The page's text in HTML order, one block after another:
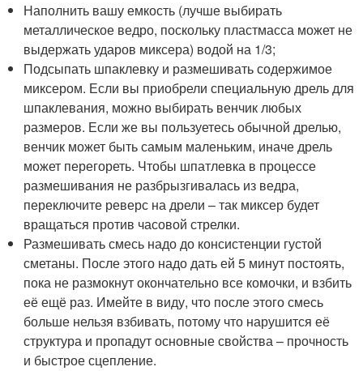
Наполнить вашу емкость (лучше выбирать
металлическое ведро, поскольку пластмасса может не
выдержать ударов миксера) водой на 1/3;
Подсыпать шпаклевку и размешивать содержимое
миксером. Если вы приобрели специальную дрель для
шпаклевания, можно выбирать венчик любых
размеров. Если же вы пользуетесь обычной дрелью,
венчик может быть самым маленьким, иначе дрель
может перегореть. Чтобы шпатлевка в процессе
размешивания не разбрызгивалась из ведра,
переключите реверс на дрели – так миксер будет
вращаться против часовой стрелки.
Размешивать смесь надо до консистенции густой
сметаны. После этого надо дать ей 5 минут постоять,
пока не размокнут окончательно все комочки, и взбить
её ещё раз. Имейте в виду, что после этого смесь
больше нельзя взбивать, потому что нарушится её
структура и пропадут основные свойства – прочность
и быстрое сцепление.